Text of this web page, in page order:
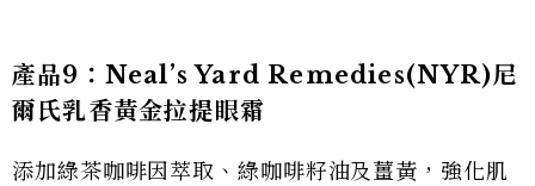
產品9：Neal’s Yard Remedies(NYR)尼
爾氏乳香黃金拉提眼霜
添加綠茶咖啡因萃取、綠咖啡籽油及薑黃，強化肌